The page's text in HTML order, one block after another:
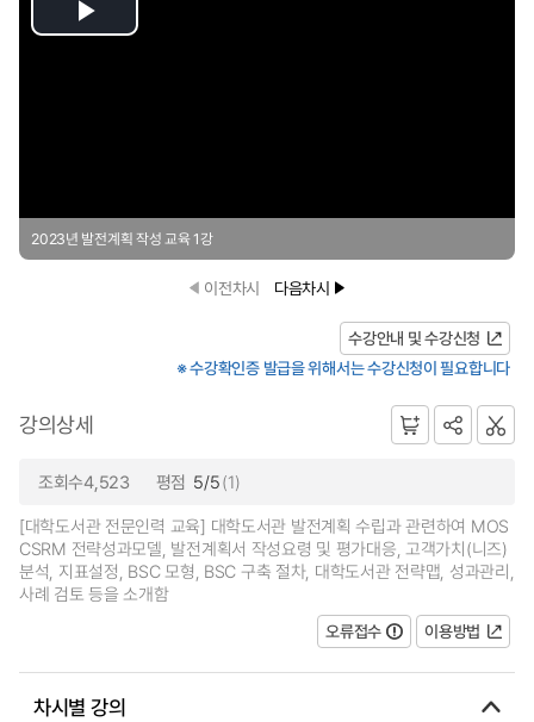
Play
2023년 발전계획 작성 교육 1강
이전차시 다음차시
수강안내 및 수강신청
※ 수강확인증 발급을 위해서는 수강신청이 필요합니다
강의상세
조회수4,523 평점 5/5(1)
[대학도서관 전문인력 교육] 대학도서관 발전계획 수립과 관련하여 MOS
CSRM 전략성과모델, 발전계획서 작성요령 및 평가대응, 고객가치(니즈)
분석, 지표설정, BSC 모형, BSC 구축 절차, 대학도서관 전략맵, 성과관리,
사례 검토 등을 소개함
오류접수
이용방법
차시별 강의